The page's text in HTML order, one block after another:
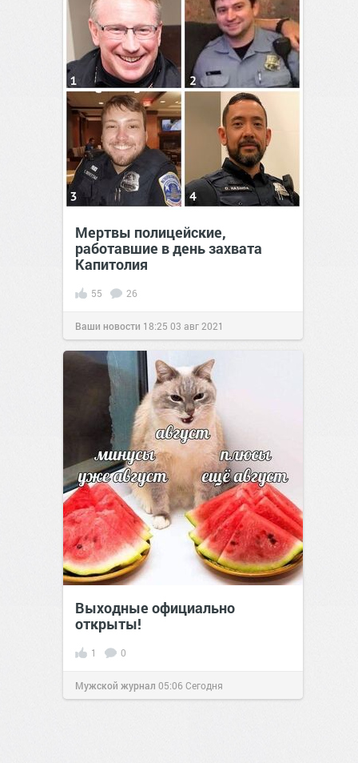
Мертвы полицейские,
работавшие в день захвата
Капитолия
55 26
Ваши новости 18:25 03 авг 2021
Выходные официально
открыты!
1 0
Мужской журнал 05:06Сегодня